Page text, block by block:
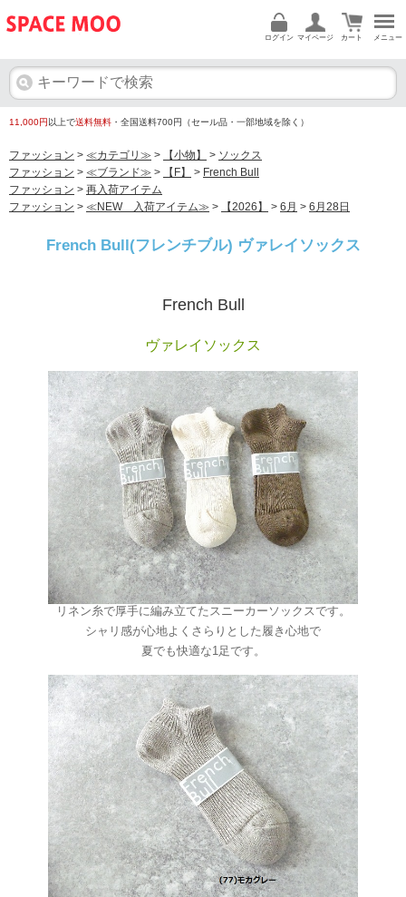
メニュー
カート
マイページ
ログイン
11,000円 以上で送料無料 ・全国送料700円（セール品・一部地域を除く）
ファッション > ≪カテゴリ≫ > 【小物】 > ソックス
ファッション > ≪ブランド≫ > 【F】 > French Bull
ファッション > 再入荷アイテム
ファッション > ≪NEW 入荷アイテム≫ > 【2026】 > 6月 > 6月28日
French Bull(フレンチブル) ヴァレイソックス
French Bull
ヴァレイソックス
リネン糸で厚手に編み立てたスニーカーソックスです。
シャリ感が心地よくさらりとした履き心地で
夏でも快適な1足です。